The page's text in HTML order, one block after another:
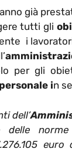
già
tutti gli
i
per gli
personale in
dell’
delle
euro